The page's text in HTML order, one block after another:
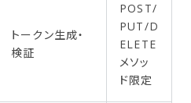
トークン生成・
検証
POST/
PUT/D
ELETE
メソッ
ド限定